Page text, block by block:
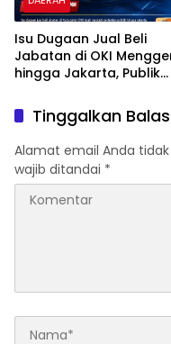
Isu Dugaan Jual Beli
Jabatan di OKI
hingga Jakarta, Publik
Penegakan Hukum
Tinggalkan
Alamat email Anda
wajib ditandai *